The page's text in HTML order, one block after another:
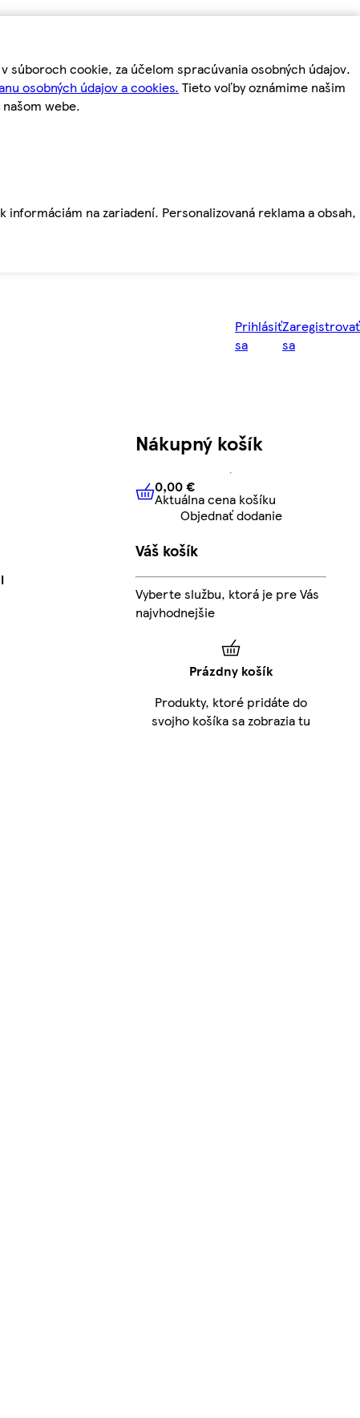
cookie, za účelom spracúvania osobných údajov.
osobných údajov a cookies. Tieto voľby oznámime našim
webe.
na zariadení. Personalizovaná reklama a obsah,
Prihlásiť
sa
Zaregistrovať
sa
Nákupný košík
0,00 € Aktuálna cena košíku
0,00 €
Aktuálna cena košíku
Objednať dodanie
Váš košík
Vyberte službu, ktorá je pre Vás
najvhodnejšie
Prázdny košík
Produkty, ktoré pridáte do
svojho košíka sa zobrazia tu